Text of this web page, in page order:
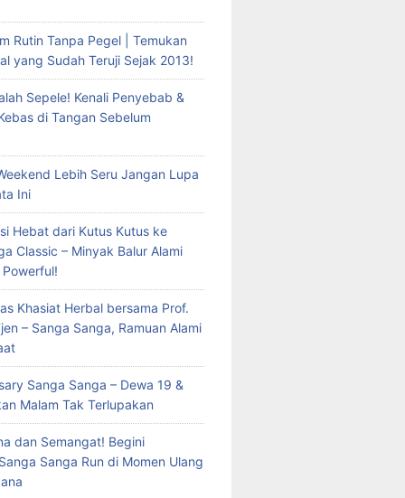
Rutin Tanpa Pegel | Temukan
yang Sudah Teruji Sejak 2013!
Sepele! Kenali Penyebab &
di Tangan Sebelum
Lebih Seru Jangan Lupa
Ini
Hebat dari Kutus Kutus ke
Classic – Minyak Balur Alami
Khasiat Herbal bersama Prof.
– Sanga Sanga, Ramuan Alami
Sanga Sanga – Dewa 19 &
Malam Tak Terlupakan
dan Semangat! Begini
Sanga Run di Momen Ulang